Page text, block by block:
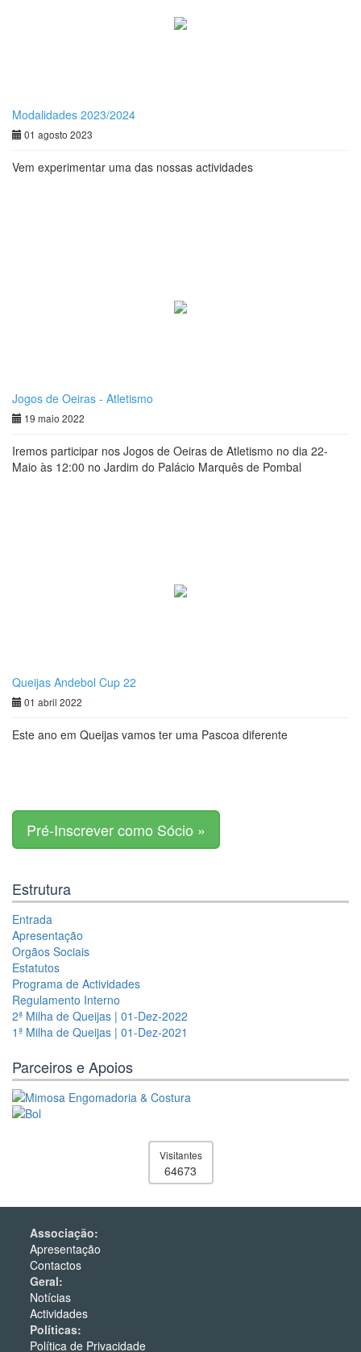
Modalidades 2023/2024
01 agosto 2023
Vem experimentar uma das nossas actividades
Jogos de Oeiras - Atletismo
19 maio 2022
Iremos participar nos Jogos de Oeiras de Atletismo no dia 22-
Maio às 12:00 no Jardim do Palácio Marquês de Pombal
Queijas Andebol Cup 22
01 abril 2022
Este ano em Queijas vamos ter uma Pascoa diferente
Pré-Inscrever como Sócio »
Estrutura
Entrada
Apresentação
Orgãos Sociais
Estatutos
Programa de Actividades
Regulamento Interno
2ª Milha de Queijas | 01-Dez-2022
1ª Milha de Queijas | 01-Dez-2021
Parceiros e Apoios
Visitantes
64673
Associação:
Apresentação
Contactos
Geral:
Notícias
Actividades
Políticas:
Política de Privacidade